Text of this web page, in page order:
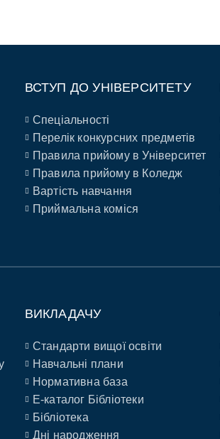
ВСТУП ДО УНІВЕРСИТЕТУ
Спеціальності
Перелік конкурсних предметів
Правила прийому в Університет
Правила прийому в Коледж
Вартість навчання
Приймальна коміся
ВИКЛАДАЧУ
Стандарти вищої освіти
Навчальні плани
Нормативна база
E-каталог Бібліотеки
Бібліотека
Дні народження